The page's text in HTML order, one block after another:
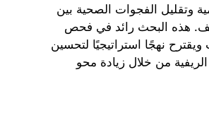
وتقليل الفجوات الصحية بين
هذه البحث رائد في فحص
ويقترح نهجًا استراتيجيًا لتحسين
من خلال زيادة محو